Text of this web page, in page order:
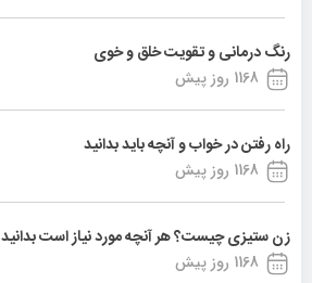
رنگ درمانی و تقویت خلق و خوی
1168 روز پیش
راه رفتن در خواب و آنچه باید بدانید
1168 روز پیش
زن ستیزی چیست؟ هر آنچه مورد نیاز است بدانید
1168 روز پیش